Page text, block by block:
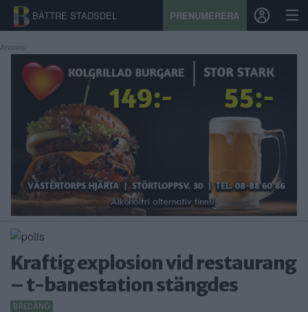
BÄTTRE STADSDEL PRENUMERERA
START
STADSDEL
PRENUMERATION
SPORT
ÅSIKTER
KALENDER
KONTAKT
Annons:
Kraftig explosion vid restaurang
– t-banestation stängdes
BREDÄNG